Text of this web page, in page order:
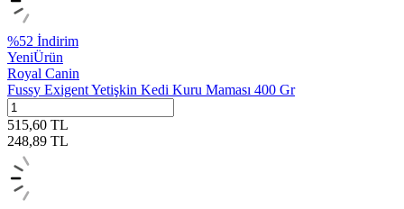
%52 İndirim
YeniÜrün
Royal Canin
Fussy Exigent Yetişkin Kedi Kuru Maması 400 Gr
515,60 TL
248,89 TL